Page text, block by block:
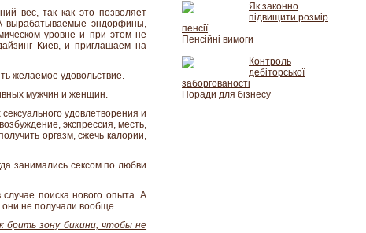
вес, так как это позволяет
вырабатываемые эндорфины,
уровне и при этом не
Киев, и приглашаем на
желаемое удовольствие.
мужчин и женщин.
удовлетворения и
экспрессия, месть,
оргазм, сжечь калории,
занимались сексом по любви
поиска нового опыта. А
они не получали вообще.
брить зону бикини, чтобы не
Як законно
підвищити розмір
пенсії
Пенсійні вимоги
Контроль
дебіторської
заборгованості
Поради для бізнесу